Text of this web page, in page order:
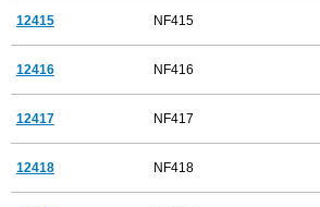
12415 NF415
12416 NF416
12417 NF417
12418 NF418